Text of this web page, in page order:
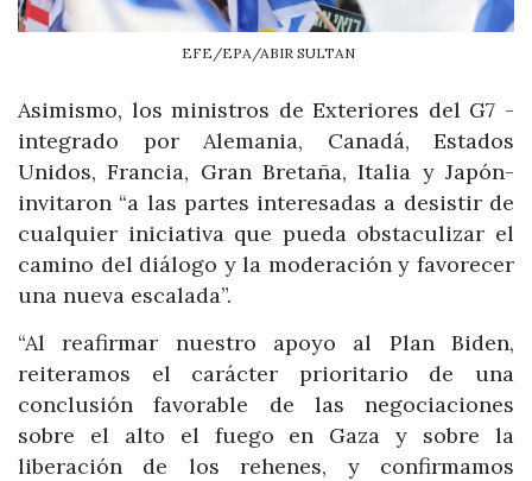
EFE/EPA/ABIR SULTAN
Asimismo, los ministros de Exteriores del G7 -
integrado por Alemania, Canadá, Estados
Unidos, Francia, Gran Bretaña, Italia y Japón-
invitaron “a las partes interesadas a desistir de
cualquier iniciativa que pueda obstaculizar el
camino del diálogo y la moderación y favorecer
una nueva escalada”.
“Al reafirmar nuestro apoyo al Plan Biden,
reiteramos el carácter prioritario de una
conclusión favorable de las negociaciones
sobre el alto el fuego en Gaza y sobre la
liberación de los rehenes, y confirmamos